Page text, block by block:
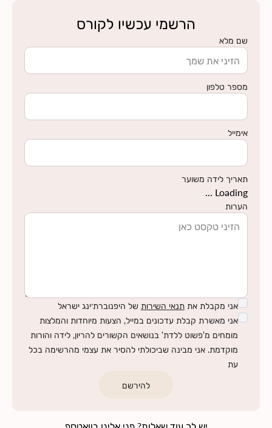
הרשמי עכשיו לקורס
שם מלא
מספר טלפון
אימייל
תאריך לידה משוער
Loading ...
הערות
אני מקבלת את תנאי השירות של היפנוברת׳ינג ישראל
אני מאשרת קבלת עדכונים במייל, הצעות מיוחדות והמלצות
מומחים מ'פשוט ללדת' בנושאים הקשורים להריון, לידה והורות
מוקדמת. אני מבינה שביכולתי להסיר את עצמי מהרשימה בכל
עת
להירשם